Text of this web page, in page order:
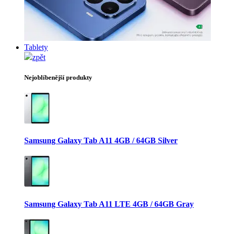
Tablety
zpět
Nejoblíbenější produkty
Samsung Galaxy Tab A11 4GB / 64GB Silver
Samsung Galaxy Tab A11 LTE 4GB / 64GB Gray